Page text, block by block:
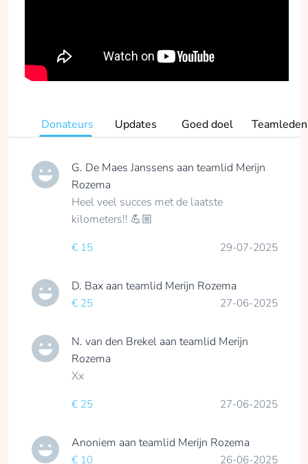
Donateurs Updates Goed doel Teamleden
G. De Maes Janssens aan teamlid Merijn
Rozema
Heel veel succes met de laatste
kilometers!! 💪🏼
€ 15 29-07-2025
D. Bax aan teamlid Merijn Rozema
€ 25 27-06-2025
N. van den Brekel aan teamlid Merijn
Rozema
Xx
€ 25 27-06-2025
Anoniem aan teamlid Merijn Rozema
€ 10 26-06-2025